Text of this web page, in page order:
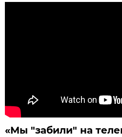
«Мы "забили" на